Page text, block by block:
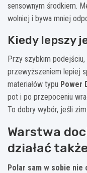
sensownym środkiem.
wolniej i bywa mniej
Kiedy lepszy
Przy szybkim
przewyższeniem lepiej
materiałów typu Power
pot i po przepoceniu
To dobry wybór, jeśli
Warstwa
działać
Polar sam w sobie